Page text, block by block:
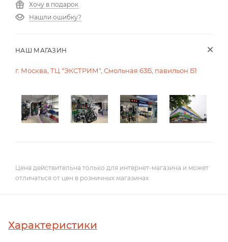
Хочу в подарок
Нашли ошибку?
НАШ МАГАЗИН
г. Москва, ТЦ "ЭКСТРИМ", Смольная 63Б, павильон Б1
Цена действительна только для интернет-магазина и может
отличаться от цен в розничных магазинах
Характеристики